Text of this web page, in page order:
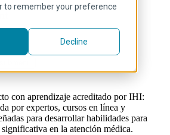
to remember your preference
Decline
con aprendizaje acreditado por IHI:
por expertos, cursos en línea y
para desarrollar habilidades para
en la atención médica.